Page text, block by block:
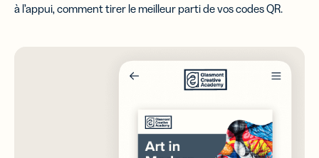
à l’appui, comment tirer le meilleur parti de vos codes QR.